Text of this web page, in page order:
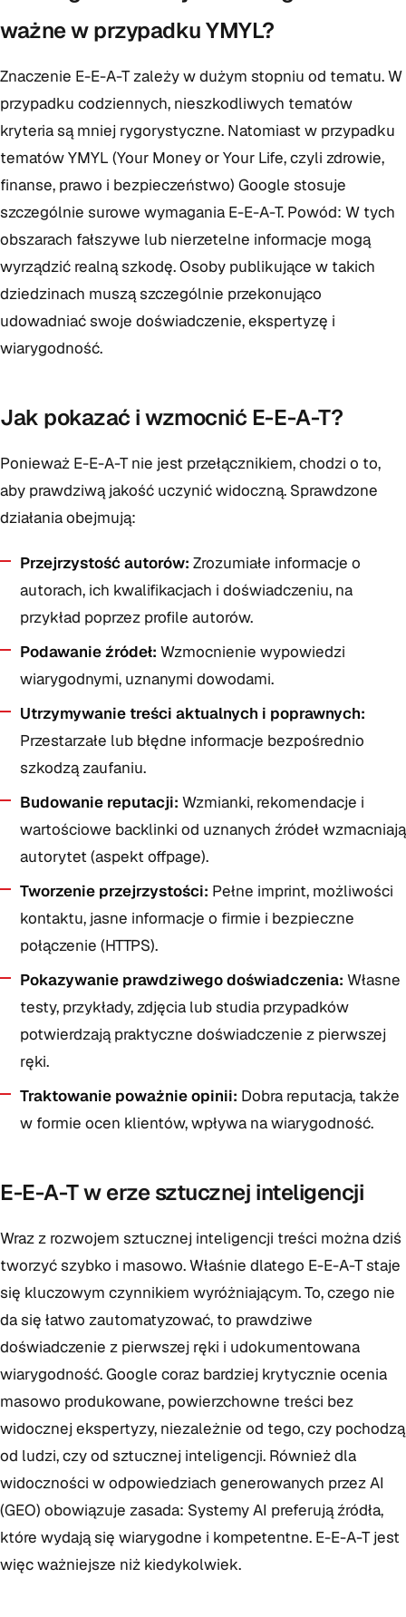
ważne w przypadku YMYL?
Znaczenie E-E-A-T zależy w dużym stopniu od tematu. W
przypadku codziennych, nieszkodliwych tematów
kryteria są mniej rygorystyczne. Natomiast w przypadku
tematów YMYL (Your Money or Your Life, czyli zdrowie,
finanse, prawo i bezpieczeństwo) Google stosuje
szczególnie surowe wymagania E-E-A-T. Powód: W tych
obszarach fałszywe lub nierzetelne informacje mogą
wyrządzić realną szkodę. Osoby publikujące w takich
dziedzinach muszą szczególnie przekonująco
udowadniać swoje doświadczenie, ekspertyzę i
wiarygodność.
Jak pokazać i wzmocnić E-E-A-T?
Ponieważ E-E-A-T nie jest przełącznikiem, chodzi o to,
aby prawdziwą jakość uczynić widoczną. Sprawdzone
działania obejmują:
Przejrzystość autorów: Zrozumiałe informacje o
autorach, ich kwalifikacjach i doświadczeniu, na
przykład poprzez profile autorów.
Podawanie źródeł: Wzmocnienie wypowiedzi
wiarygodnymi, uznanymi dowodami.
Utrzymywanie treści aktualnych i poprawnych:
Przestarzałe lub błędne informacje bezpośrednio
szkodzą zaufaniu.
Budowanie reputacji: Wzmianki, rekomendacje i
wartościowe backlinki od uznanych źródeł wzmacniają
autorytet (aspekt offpage).
Tworzenie przejrzystości: Pełne imprint, możliwości
kontaktu, jasne informacje o firmie i bezpieczne
połączenie (HTTPS).
Pokazywanie prawdziwego doświadczenia: Własne
testy, przykłady, zdjęcia lub studia przypadków
potwierdzają praktyczne doświadczenie z pierwszej
ręki.
Traktowanie poważnie opinii: Dobra reputacja, także
w formie ocen klientów, wpływa na wiarygodność.
E-E-A-T w erze sztucznej inteligencji
Wraz z rozwojem sztucznej inteligencji treści można dziś
tworzyć szybko i masowo. Właśnie dlatego E-E-A-T staje
się kluczowym czynnikiem wyróżniającym. To, czego nie
da się łatwo zautomatyzować, to prawdziwe
doświadczenie z pierwszej ręki i udokumentowana
wiarygodność. Google coraz bardziej krytycznie ocenia
masowo produkowane, powierzchowne treści bez
widocznej ekspertyzy, niezależnie od tego, czy pochodzą
od ludzi, czy od sztucznej inteligencji. Również dla
widoczności w odpowiedziach generowanych przez AI
(GEO) obowiązuje zasada: Systemy AI preferują źródła,
które wydają się wiarygodne i kompetentne. E-E-A-T jest
więc ważniejsze niż kiedykolwiek.